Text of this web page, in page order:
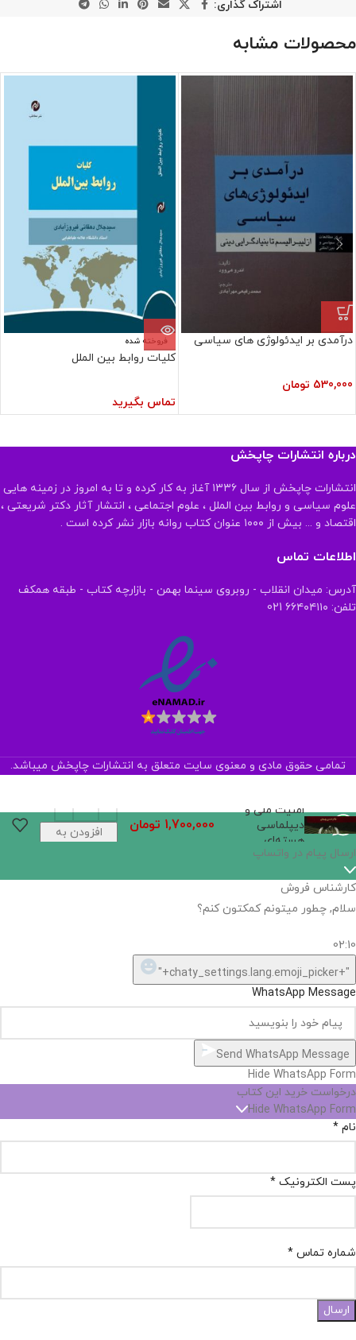
اشتراک گذاری:
محصولات مشابه
درآمدی بر ایدئولوژی های سیاسی
530,000 تومان
فروخته شده
کلیات روابط بین الملل
تماس بگیرید
درباره انتشارات چاپخش
انتشارات چاپخش از سال ۱۳۳۶ آغاز به کار کرده و تا به امروز در زمینه هایی
علوم سیاسی و روابط بین الملل ، علوم اجتماعی ، انتشار آثار دکتر شریعتی ،
اقتصاد و ... بیش از ۱۰۰۰ عنوان کتاب روانه بازار نشر کرده است .
اطلاعات تماس
آدرس: میدان انقلاب - روبروی سینما بهمن - بازارچه کتاب - طبقه همکف
تلفن: ۶۶۴۰۴۱۱۰ 021
تمامی حقوق مادی و معنوی سایت متعلق به انتشارات چاپخش میباشد.
امنیت ملی و
دیپلماسی
هسته‌ای
1,700,000 تومان
افزودن به
ارسال پیام در واتساپ
کارشناس فروش
سلام, چطور میتونم کمکتون کنم؟
02:10
"+chaty_settings.lang.emoji_picker+"
WhatsApp Message
Send WhatsApp Message
Hide WhatsApp Form
درخواست خرید این کتاب
Hide WhatsApp Form
نام *
پست الکترونیک *
شماره تماس *
ارسال